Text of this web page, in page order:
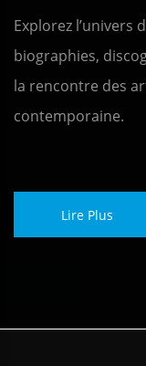
Explorez l’univers
biographies,
la rencontre des
contemporaine.
Lire Plus